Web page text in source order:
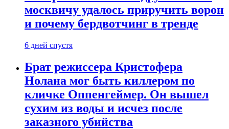
москвичу удалось приручить ворон
и почему бердвотчинг в тренде
6 дней спустя
Брат режиссера Кристофера
Нолана мог быть киллером по
кличке Оппенгеймер. Он вышел
сухим из воды и исчез после
заказного убийства